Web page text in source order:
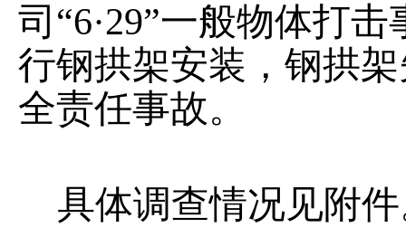
司 “6·29”一般物体打击
行钢拱架安装 ，钢拱
全责任事故。
具体调查情况见附